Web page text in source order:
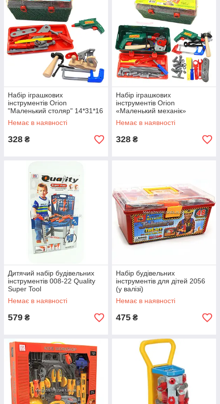
Набір іграшкових
інструментів Orion
"Маленький столяр" 14*31*16
см (938)
Немає в наявності
328 ₴
Набір іграшкових
інструментів Orion
«Маленький механік»
14*31*16 см (921)
Немає в наявності
328 ₴
Дитячий набір будівельних
інструментів 008-22 Quality
Super Tool
Немає в наявності
579 ₴
Набір будівельних
інструментів для дітей 2056
(у валізі)
Немає в наявності
475 ₴